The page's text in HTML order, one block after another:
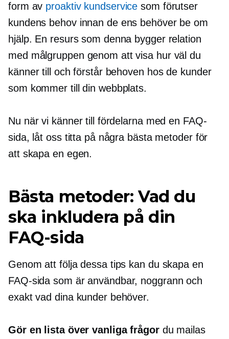
form av proaktiv kundservice som förutser
kundens behov innan de ens behöver be om
hjälp. En resurs som denna bygger relation
med målgruppen genom att visa hur väl du
känner till och förstår behoven hos de kunder
som kommer till din webbplats.
Nu när vi känner till fördelarna med en FAQ-
sida, låt oss titta på några bästa metoder för
att skapa en egen.
Bästa metoder: Vad du
ska inkludera på din
FAQ-sida
Genom att följa dessa tips kan du skapa en
FAQ-sida som är användbar, noggrann och
exakt vad dina kunder behöver.
Gör en lista över vanliga frågordu mailas